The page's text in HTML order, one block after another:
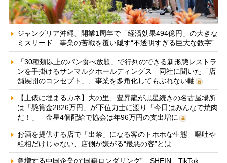
ジャングリア沖縄、開業1周年で「経済効果494億円」の大きな
ミスリード 事業の苦戦を覆い隠す“不透明すぎる巨大な数字”
「30種類以上のパン食べ放題」で行列のできる新形態レストラ
ンを手掛けるサンマルクホールディングス 同社に聞いた「店
舗展開のコンセプト」、事業を多角化してもぶれない軸
【土俵に埋まるカネ】大の里、豊昇龍が黒星続きの名古屋場所
は「懸賞金2826万円」が下位力士に渡り「今日はみんなで焼肉
だ！」 金星4個配給で協会は年96万円の支出増に
お酒を提供する店で「出禁」になる客のトホホな生態 嘔吐や
粗相だけじゃない、店側が嫌がる“最悪の客”とは
急増する中国企業の“国籍ロンダリング” SHEIN、TikTok、